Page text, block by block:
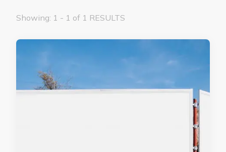
Showing: 1 - 1 of 1 RESULTS